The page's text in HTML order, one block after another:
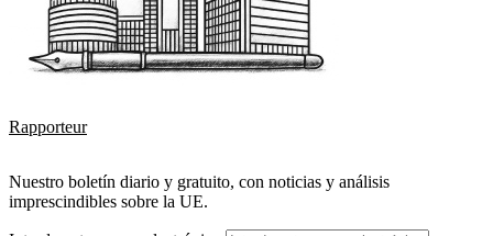
Rapporteur
Nuestro boletín diario y gratuito, con noticias y análisis
imprescindibles sobre la UE.